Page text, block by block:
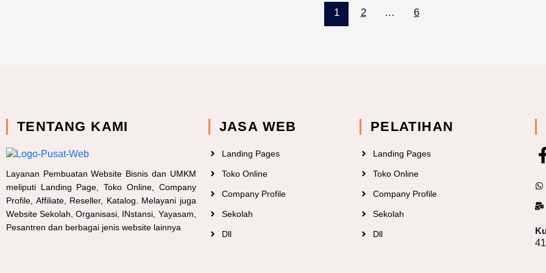
1 2 … 6
TENTANG KAMI
Layanan Pembuatan Website Bisnis dan UMKM
meliputi Landing Page, Toko Online, Company
Profile, Affiliate, Reseller, Katalog. Melayani juga
Website Sekolah, Organisasi, INstansi, Yayasam,
Pesantren dan berbagai jenis website lainnya
JASA WEB
Landing Pages
Toko Online
Company Profile
Sekolah
Dll
PELATIHAN
Landing Pages
Toko Online
Company Profile
Sekolah
Dll